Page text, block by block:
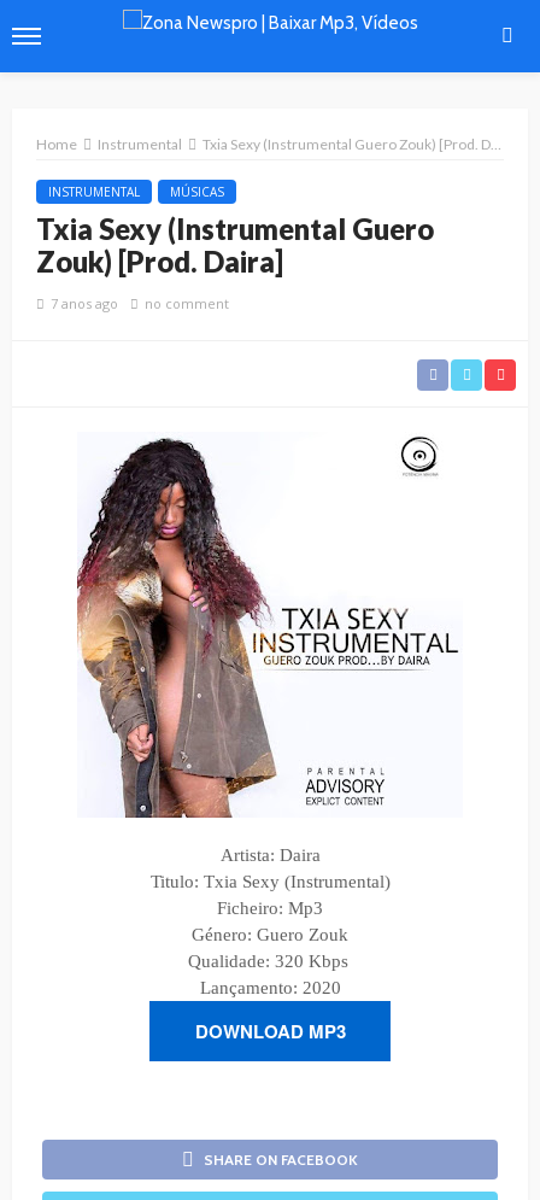
Home Instrumental Txia Sexy (Instrumental Guero Zouk) [Prod. Daira]
INSTRUMENTAL MÚSICAS
Txia Sexy (Instrumental Guero
Zouk) [Prod. Daira]
7 anos ago no comment
Artista: Daira
Titulo: Txia Sexy (Instrumental)
Ficheiro: Mp3
Género: Guero Zouk
Qualidade: 320 Kbps
Lançamento: 2020
DOWNLOAD MP3
SHARE ON FACEBOOK